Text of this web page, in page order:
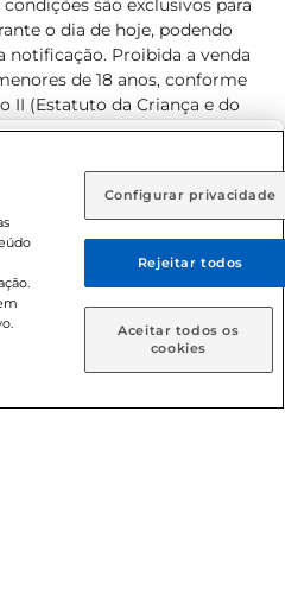
(GO)
Ou
como deseja receber
Retire em Loja
são exclusivos para
o dia de hoje, podendo
notificação. Proibida a venda
de 18 anos, conforme
II (Estatuto da Criança e do
exclusivos para o
compras on-line é de R$
Todos os direitos
Prezunic.
Configurar privacidade
Rejeitar todos
Aceitar todos os
cookies